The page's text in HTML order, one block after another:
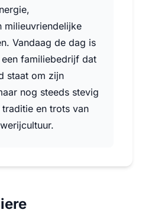
milieuvriendelijke
Vandaag de dag is
familiebedrijf dat
staat om zijn
nog steeds stevig
en trots van